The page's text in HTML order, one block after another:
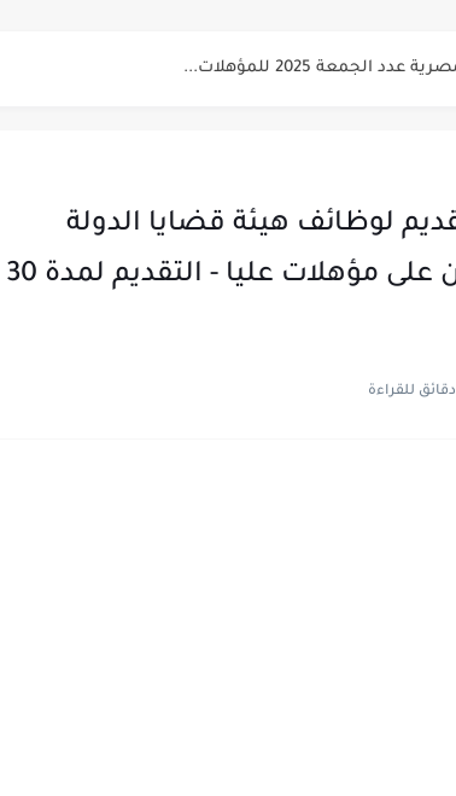
للحاصلين على مؤهلات عليا (تجارة...
بتاريخ الجمعة 19 يوليو.....
لوظائف هيئة قضايا الدولة
وظيفة مندوب مساعد للحاصلين على مؤهلات عليا - التقديم لمدة 30